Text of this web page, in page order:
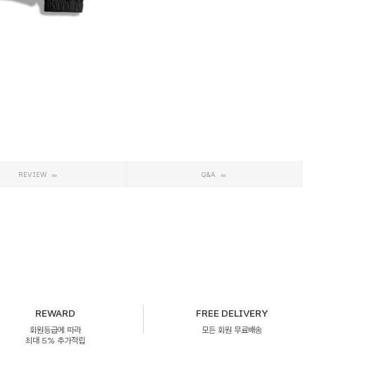
REVIEW Q&A
REWARD
회원등급에 따라
최대 5% 추가적립
FREE DELIVERY
모든 회원 무료배송